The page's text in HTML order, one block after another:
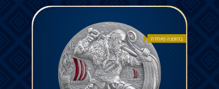
בהזמנה מיוחדת